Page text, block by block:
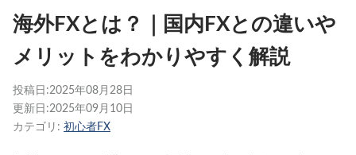
海外FXとは？｜国内FXとの違いや
メリットをわかりやすく解説
投稿日:2025年08月28日
更新日:2025年09月10日
カテゴリ: 初心者FX